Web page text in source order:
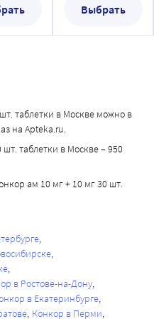
** Особенно часто
характер и проходят,
анестезии могут
(см. раздел
брадикардии.
препараты
эффект
изопреналин,
может усиливать
средств,
адренорецепторов,
ренина в Выбрать
таблетки в Москве можно в
на Apteka.ru.
таблетки в Москве – 950
ам 10 мг + 10 мг 30 шт.
в Ростове-на-Дону
в Екатеринбурге
Конкор в Перми